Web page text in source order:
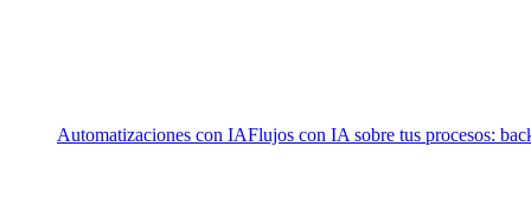
Automatizaciones con IAFlujos con IA sobre tus procesos: